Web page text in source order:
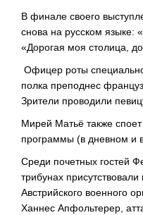
В финале своего
снова на русском языке:
«Дорогая моя столица,
Офицер роты
полка преподнес
Зрители проводили
Мирей Матьё также
программы (в дневном и
Среди почетных гостей
трибунах
Австрийского военного
Ханнес Апфольтерер,